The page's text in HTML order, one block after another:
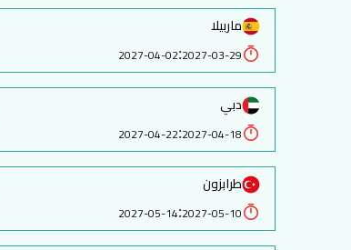
ماربيلا
2027-03-29
:
2027-04-02
دبي
2027-04-18
:
2027-04-22
طرابزون
2027-05-10
:
2027-05-14